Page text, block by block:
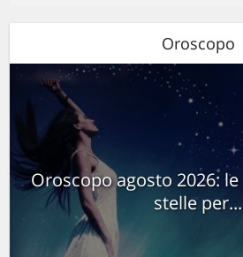
Oroscopo
Oroscopo agosto 2026:
stelle per...